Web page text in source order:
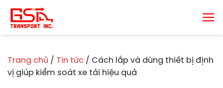
đến
nội
Trang chủ / Tin tức / Cách lắp và dùng thiết bị định
vị giúp kiểm soát xe tải hiệu quả